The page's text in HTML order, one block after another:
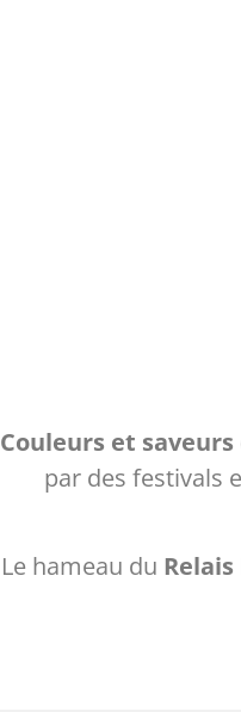
Couleurs et
par des festivals
Le hameau du